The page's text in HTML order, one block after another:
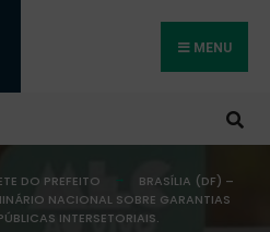
MENU
DO PREFEITO
BRASÍLIA (DF) –
NACIONAL SOBRE GARANTIAS
INTERSETORIAIS.